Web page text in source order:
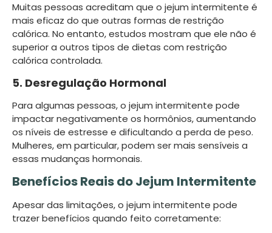
Muitas pessoas acreditam que o jejum intermitente é
mais eficaz do que outras formas de restrição
calórica. No entanto, estudos mostram que ele não é
superior a outros tipos de dietas com restrição
calórica controlada.
5. Desregulação Hormonal
Para algumas pessoas, o jejum intermitente pode
impactar negativamente os hormônios, aumentando
os níveis de estresse e dificultando a perda de peso.
Mulheres, em particular, podem ser mais sensíveis a
essas mudanças hormonais.
Benefícios Reais do Jejum Intermitente
Apesar das limitações, o jejum intermitente pode
trazer benefícios quando feito corretamente: